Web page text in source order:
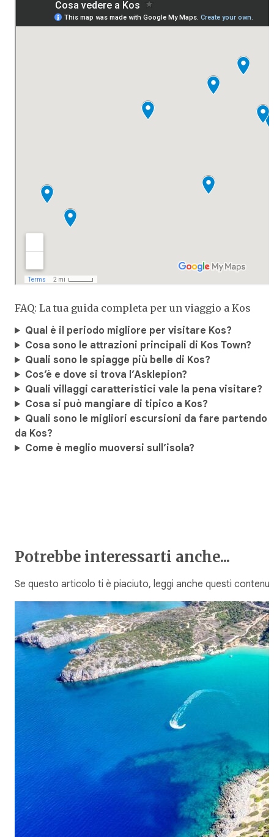
FAQ: La tua guida completa per un viaggio a Kos
Qual è il periodo migliore per visitare Kos?
Cosa sono le attrazioni principali di Kos Town?
Quali sono le spiagge più belle di Kos?
Cos’è e dove si trova l’Asklepion?
Quali villaggi caratteristici vale la pena visitare?
Cosa si può mangiare di tipico a Kos?
Quali sono le migliori escursioni da fare partendo
da Kos?
Come è meglio muoversi sull’isola?
Potrebbe interessarti anche...
Se questo articolo ti è piaciuto, leggi anche questi